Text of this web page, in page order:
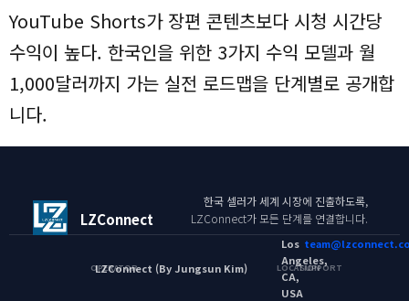
YouTube Shorts가 장편 콘텐츠보다 시청 시간당
수익이 높다. 한국인을 위한 3가지 수익 모델과 월
1,000달러까지 가는 실전 로드맵을 단계별로 공개합
니다.
LZConnect
한국 셀러가 세계 시장에 진출하도록,
LZConnect가 모든 단계를 연결합니다.
OPERATOR
LZConnect (By Jungsun Kim) LOCATION
Los
Angeles,
CA,
USA
SUPPORT